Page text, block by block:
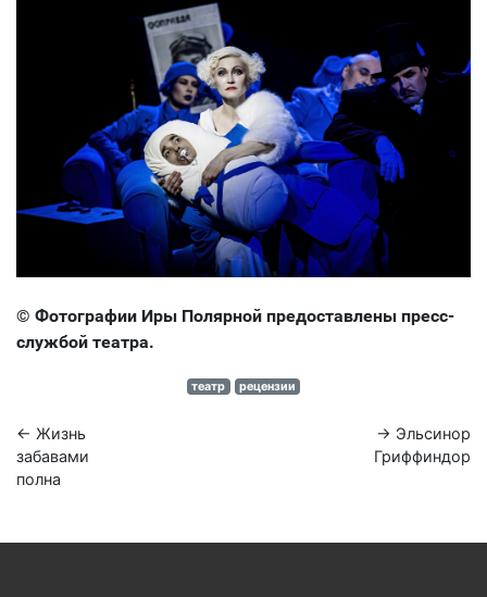
© Фотографии Иры Полярной предоставлены пресс-
службой театра.
театр рецензии
← Жизнь
забавами
полна
→ Эльсинор
Гриффиндор